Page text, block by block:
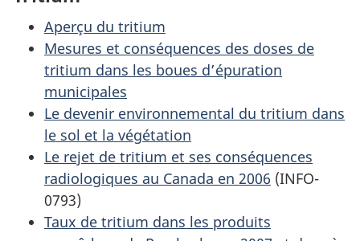
Aperçu du tritium
Mesures et conséquences des doses de
tritium dans les boues d’épuration
municipales
Le devenir environnemental du tritium dans
le sol et la végétation
Le rejet de tritium et ses conséquences
radiologiques au Canada en 2006 (INFO-
0793)
Taux de tritium dans les produits